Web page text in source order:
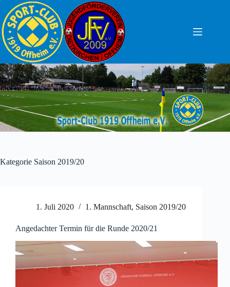
Inhalt
springen
Kategorie Saison 2019/20
1. Juli 2020 1. Mannschaft, Saison 2019/20
Angedachter Termin für die Runde 2020/21